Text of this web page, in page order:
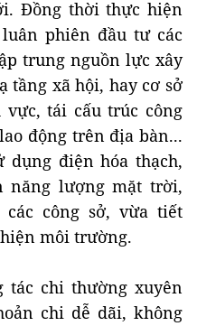
Đồng thời thực hiện
phiên đầu tư các
trung nguồn lực xây
tầng xã hội, hay cơ sở
tái cấu trúc công
động trên địa bàn...
dụng điện hóa thạch,
năng lượng mặt trời,
công sở, vừa tiết
môi trường.
tác chi thường xuyên
chi dễ dãi, không